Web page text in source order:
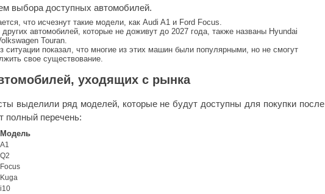
выбора доступных автомобилей.
что исчезнут такие модели, как Audi A1 и Ford Focus.
автомобилей, которые не доживут до 2027 года, также названы Hyundai
Touran.
ситуации показал, что многие из этих машин были популярными, но не смогут
свое существование.
уходящих с рынка
выделили ряд моделей, которые не будут доступны для покупки после
полный перечень:
Модель
A1
Q2
Focus
Kuga
i10